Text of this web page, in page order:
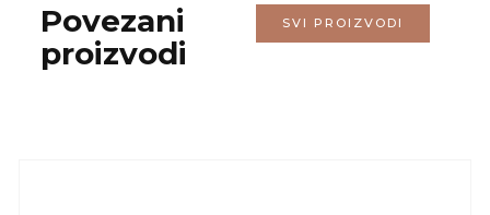
Povezani
proizvodi
SVI PROIZVODI